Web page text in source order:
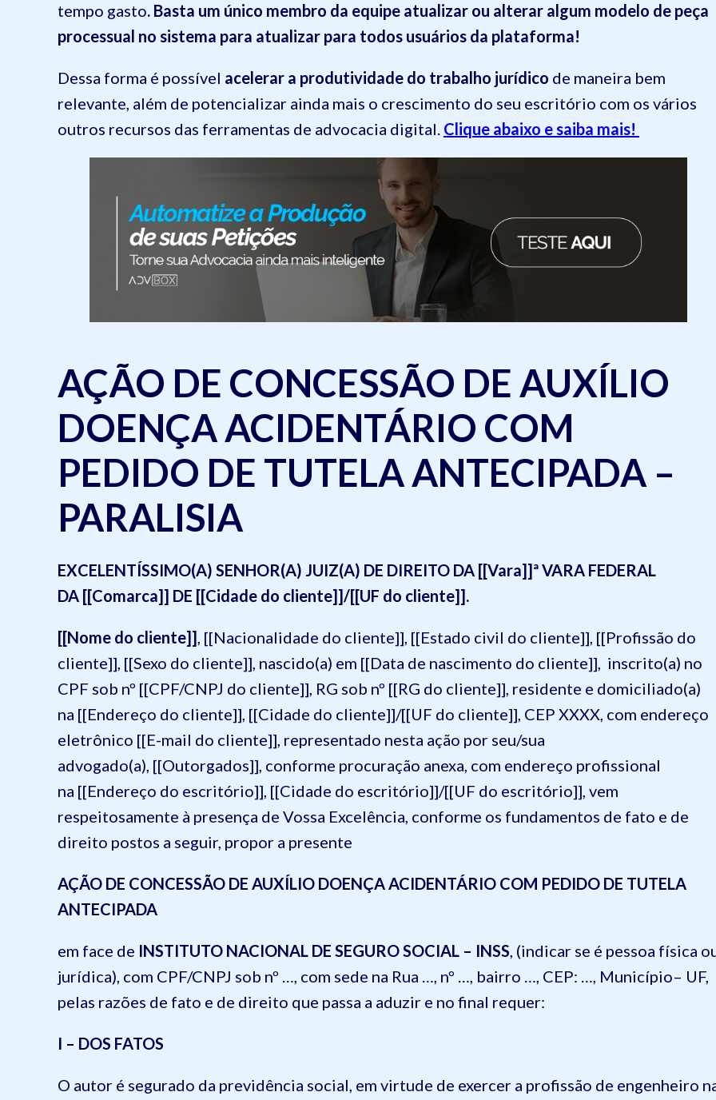
tempo gasto. Basta um único membro da equipe atualizar ou alterar algum modelo de peça
processual no sistema para atualizar para todos usuários da plataforma!
Dessa forma é possível acelerar a produtividade do trabalho jurídico de maneira bem
relevante, além de potencializar ainda mais o crescimento do seu escritório com os vários
outros recursos das ferramentas de advocacia digital. Clique abaixo e saiba mais!
AÇÃO DE CONCESSÃO DE AUXÍLIO
DOENÇA ACIDENTÁRIO COM
PEDIDO DE TUTELA ANTECIPADA –
PARALISIA
EXCELENTÍSSIMO(A) SENHOR(A) JUIZ(A) DE DIREITO DA [[Vara]]ª VARA FEDERAL
DA [[Comarca]] DE [[Cidade do cliente]]/[[UF do cliente]].
[[Nome do cliente]], [[Nacionalidade do cliente]], [[Estado civil do cliente]], [[Profissão do
cliente]], [[Sexo do cliente]], nascido(a) em [[Data de nascimento do cliente]], inscrito(a) no
CPF sob nº [[CPF/CNPJ do cliente]], RG sob nº [[RG do cliente]], residente e domiciliado(a)
na [[Endereço do cliente]], [[Cidade do cliente]]/[[UF do cliente]], CEP XXXX, com endereço
eletrônico [[E-mail do cliente]], representado nesta ação por seu/sua
advogado(a), [[Outorgados]], conforme procuração anexa, com endereço profissional
na [[Endereço do escritório]], [[Cidade do escritório]]/[[UF do escritório]], vem
respeitosamente à presença de Vossa Excelência, conforme os fundamentos de fato e de
direito postos a seguir, propor a presente
AÇÃO DE CONCESSÃO DE AUXÍLIO DOENÇA ACIDENTÁRIO COM PEDIDO DE TUTELA
ANTECIPADA
em face de INSTITUTO NACIONAL DE SEGURO SOCIAL – INSS, (indicar se é pessoa física
jurídica), com CPF/CNPJ sob nº …, com sede na Rua …, nº …, bairro …, CEP: …, Município– UF,
pelas razões de fato e de direito que passa a aduzir e no final requer:
I – DOS FATOS
O autor é segurado da previdência social, em virtude de exercer a profissão de engenheiro